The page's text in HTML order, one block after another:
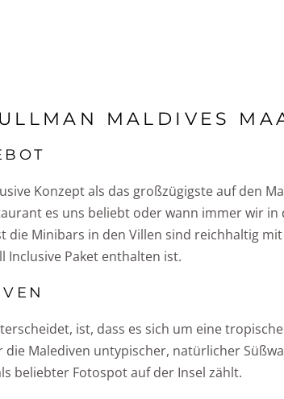
MALDIVES
Konzept als das großzügigste auf den
es uns beliebt oder wann immer wir
die Minibars in den Villen sind reichhaltig
Inclusive Paket enthalten ist.
ist, dass es sich um eine
Malediven untypischer, natürlicher
beliebter Fotospot auf der Insel zählt.